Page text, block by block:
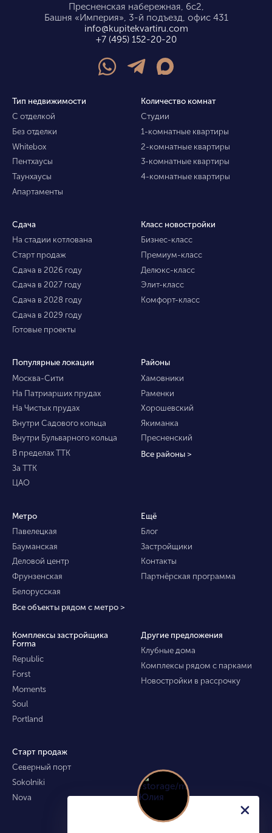
Пресненская набережная, 6с2,
Башня «Империя», 3-й подъезд, офис 431
info@kupitekvartiru.com
+7 (495) 152-20-20
Тип недвижимости
С отделкой
Без отделки
Whitebox
Пентхаусы
Таунхаусы
Апартаменты
Количество комнат
Студии
1-комнатные квартиры
2-комнатные квартиры
3-комнатные квартиры
4-комнатные квартиры
Сдача
На стадии котлована
Старт продаж
Сдача в 2026 году
Сдача в 2027 году
Сдача в 2028 году
Сдача в 2029 году
Готовые проекты
Класс новостройки
Бизнес-класс
Премиум-класс
Делюкс-класс
Элит-класс
Комфорт-класс
Популярные локации
Москва-Сити
На Патриарших прудах
На Чистых прудах
Внутри Садового кольца
Внутри Бульварного кольца
В пределах ТТК
За ТТК
ЦАО
Районы
Хамовники
Раменки
Хорошевский
Якиманка
Пресненский
Все районы >
Метро
Павелецкая
Бауманская
Деловой центр
Фрунзенская
Белорусская
Все объекты рядом с метро >
Ещё
Блог
Застройщики
Контакты
Партнёрская программа
Комплексы застройщика
Forma
Republic
Forst
Moments
Soul
Portland
Другие предложения
Клубные дома
Комплексы рядом с парками
Новостройки в рассрочку
Старт продаж
Северный порт
Sokolniki
Nova